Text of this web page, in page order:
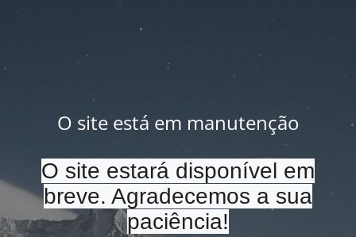
O site está em manutenção
O site estará disponível em
breve. Agradecemos a sua
paciência!